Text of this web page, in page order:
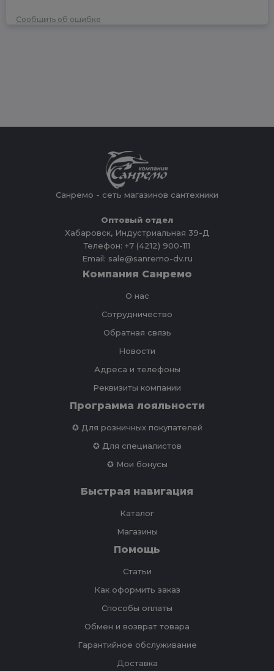
Сообщить об ошибке
Санремо - сеть магазинов сантехники
Оптовый отдел
Хабаровск, Индустриальная 39-Д
Телефон: +7 (4212) 900-111
Email: sale@sanremo-dv.ru
Компания Санремо
О нас
Сотрудничество
Обратная связь
Новости
Адреса и телефоны
Реквизиты компании
Программа лояльности
✪ Для розничных покупателей
✪ Для специалистов
✪ Мои бонусы
Быстрая навигация
Каталог
Магазины
Помощь
Статьи
Как оформить заказ
Способы оплаты
Обмен и возврат товара
Гарантийное обслуживание
Доставка